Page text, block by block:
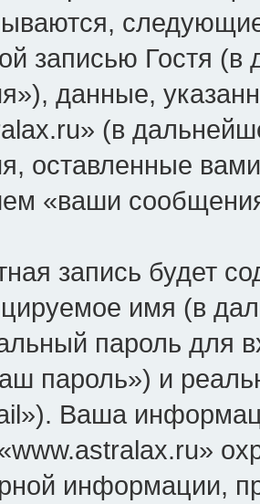
записью Гостя
данные,
(в
оставленные
«ваши
запись будет
имя (в
пароль для
пароль») и
Ваша
информации,